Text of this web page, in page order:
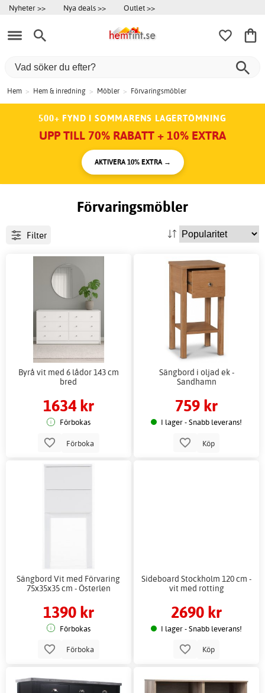
Nyheter >> Nya deals >> Outlet >>
Hem > Hem & inredning > Möbler > Förvaringsmöbler
500+ FYND I SOMMARENS LAGERTÖMNING
UPP TILL 70% RABATT + 10% EXTRA
AKTIVERA 10% EXTRA →
Förvaringsmöbler
Filter
Byrå vit med 6 lådor 143 cm
bred
1634 kr
Förbokas
Förboka
Sängbord i oljad ek -
Sandhamn
759 kr
I lager - Snabb leverans!
Köp
Sängbord Vit med Förvaring
75x35x35 cm - Österlen
1390 kr
Förbokas
Förboka
Sideboard Stockholm 120 cm -
vit med rotting
2690 kr
I lager - Snabb leverans!
Köp